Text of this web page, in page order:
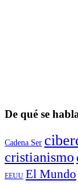
De qué se
Cadena Ser
cristianismo
EEUU El Mundo